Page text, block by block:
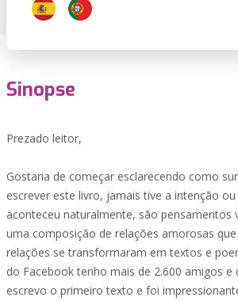
Sinopse
Prezado leitor,
Gostaria de começar esclarecendo como
escrever este livro, jamais tive a intenção
aconteceu naturalmente, são pensamentos
uma composição de relações amorosas
relações se transformaram em textos e
do Facebook tenho mais de 2.600 amigos e
escrevo o primeiro texto e foi